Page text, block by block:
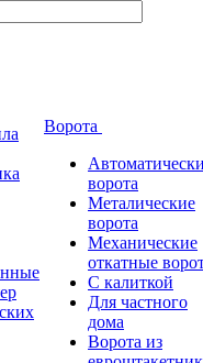
Ворота
ворота
Металические
ворота
Механические
откатные
С калиткой
Для частного
дома
Ворота из